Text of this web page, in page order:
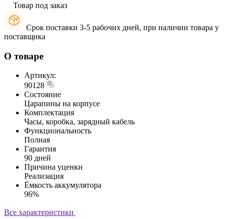
Товар под заказ
Срок поставки 3-5 рабочих дней, при наличии товара у
поставщика
О товаре
Артикул:
90128
Состояние
Царапины на корпусе
Комплектация
Часы, коробка, зарядный кабель
Функциональность
Полная
Гарантия
90 дней
Причина уценки
Реализация
Ёмкость аккумулятора
96%
Все характеристики